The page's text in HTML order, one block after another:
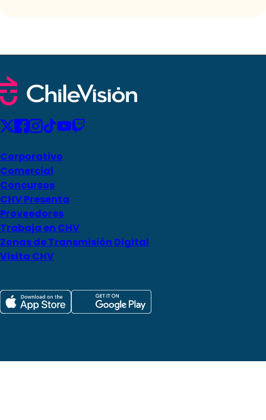
Corporativo
Comercial
Concursos
CHV Presenta
Proveedores
Trabaja en CHV
Zonas de Transmisión Digital
Visita CHV